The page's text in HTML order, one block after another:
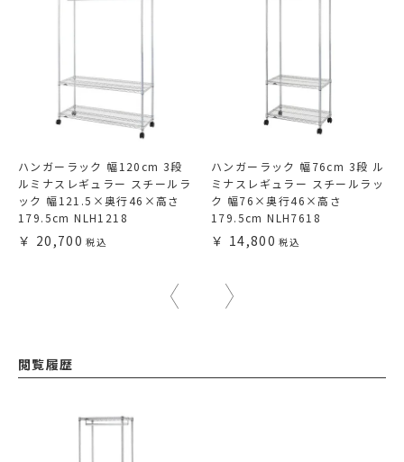
ハンガーラック 幅120cm 3段
ルミナスレギュラー スチールラ
ック 幅121.5×奥行46×高さ
179.5cm NLH1218
20,700
ハンガーラック 幅76cm 3段 ル
ミナスレギュラー スチールラッ
ク 幅76×奥行46×高さ
179.5cm NLH7618
14,800
閲覧履歴